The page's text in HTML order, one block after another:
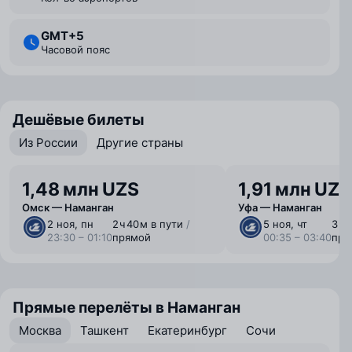
GMT+5
Часовой пояс
Дешёвые билеты
Из России Другие страны
1,48 млн UZS
Омск — Наманган
2 ноя, пн
23:30 – 01:10
2 ⁠ч 40 ⁠м в пути /
прямой
1,91 млн UZS
Уфа — Наманган
5 ноя, чт
00:35 – 03:40
3 ⁠ч
Прямые перелёты в Наманган
Москва Ташкент Екатеринбург Сочи